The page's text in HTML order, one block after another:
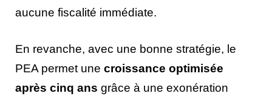
aucune fiscalité immédiate.
En revanche, avec une bonne stratégie, le
PEA permet une croissance optimisée
après cinq ans grâce à une exonération